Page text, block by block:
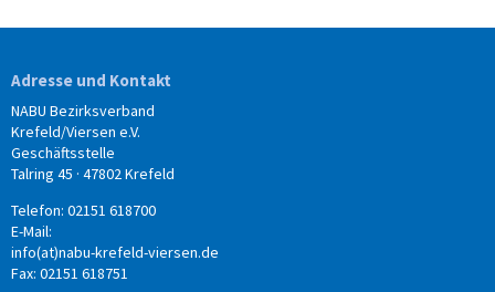
Adresse und Kontakt
NABU Bezirksverband
Krefeld/Viersen e.V.
Geschäftsstelle
Talring 45 · 47802 Krefeld
Telefon: 02151 618700
E-Mail:
info(at)nabu-krefeld-viersen.de
Fax: 02151 618751